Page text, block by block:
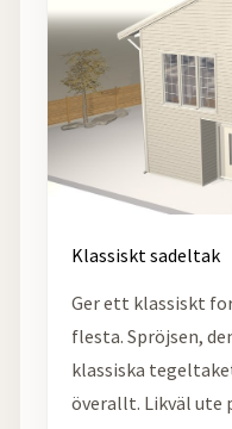
Klassiskt sadeltak
Ger ett klassiskt
flesta. Spröjsen,
klassiska
överallt. Likväl ute